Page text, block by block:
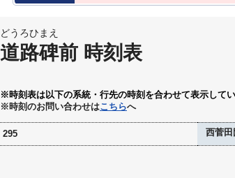
どうろひまえ
道路碑前 時刻表
※時刻表は以下の系統・行先の時刻を合わせて表示して
※時刻のお問い合わせはこちらへ
295 西菅田